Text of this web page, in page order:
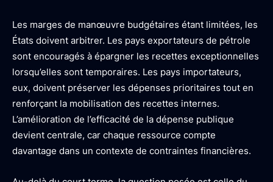
Les marges de manœuvre budgétaires étant limitées, les
États doivent arbitrer. Les pays exportateurs de pétrole
sont encouragés à épargner les recettes exceptionnelles
lorsqu’elles sont temporaires. Les pays importateurs,
eux, doivent préserver les dépenses prioritaires tout en
renforçant la mobilisation des recettes internes.
L’amélioration de l’efficacité de la dépense publique
devient centrale, car chaque ressource compte
davantage dans un contexte de contraintes financières.